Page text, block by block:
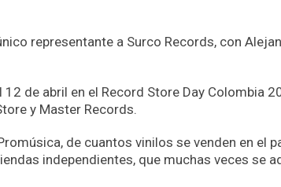
representante a Surco Records, con
de abril en el Record Store Day Colombia
y Master Records.
de cuantos vinilos se venden en el
independientes, que muchas veces se